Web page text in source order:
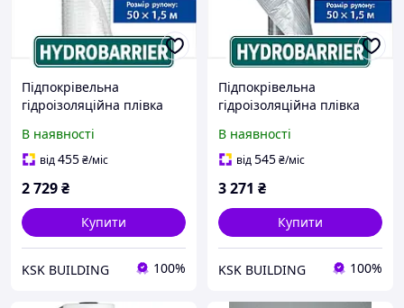
Підпокрівельна
гідроізоляційна плівка
(1,5*50м)
В наявності
від455₴/міс
2 729₴
Купити
KSK BUILDING 100%
Підпокрівельна
гідроізоляційна плівка
(1,5*50м)
В наявності
від545₴/міс
3 271 ₴
Купити
KSK BUILDING 100%